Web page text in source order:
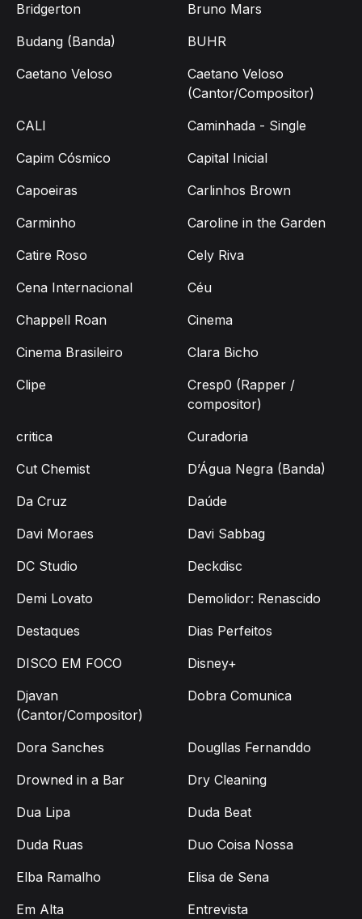
Bridgerton
Bruno Mars
Budang (Banda)
BUHR
Caetano Veloso
Caetano Veloso
(Cantor/Compositor)
CALI
Caminhada - Single
Capim Cósmico
Capital Inicial
Capoeiras
Carlinhos Brown
Carminho
Caroline in the Garden
Catire Roso
Cely Riva
Cena Internacional
Céu
Chappell Roan
Cinema
Cinema Brasileiro
Clara Bicho
Clipe
Cresp0 (Rapper /
compositor)
critica
Curadoria
Cut Chemist
D’Água Negra (Banda)
Da Cruz
Daúde
Davi Moraes
Davi Sabbag
DC Studio
Deckdisc
Demi Lovato
Demolidor: Renascido
Destaques
Dias Perfeitos
DISCO EM FOCO
Disney+
Djavan
(Cantor/Compositor)
Dobra Comunica
Dora Sanches
Dougllas Fernanddo
Drowned in a Bar
Dry Cleaning
Dua Lipa
Duda Beat
Duda Ruas
Duo Coisa Nossa
Elba Ramalho
Elisa de Sena
Em Alta
Entrevista